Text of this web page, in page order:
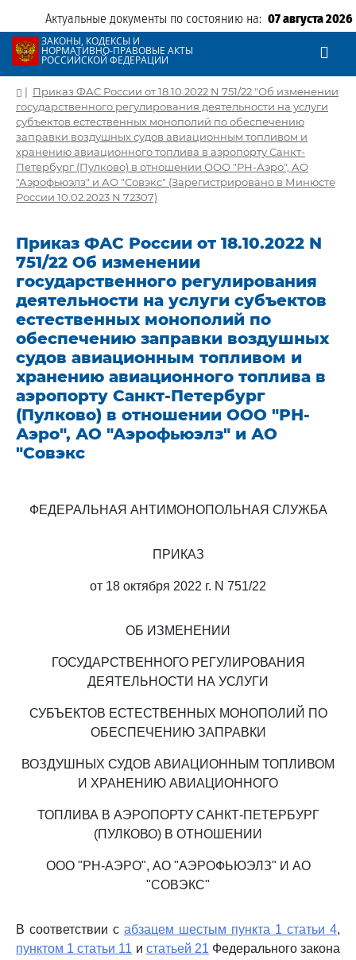
Актуальные документы по состоянию на: 07 августа 2026
ЗАКОНЫ, КОДЕКСЫ И
НОРМАТИВНО-ПРАВОВЫЕ АКТЫ
РОССИЙСКОЙ ФЕДЕРАЦИИ
| Приказ ФАС России от 18.10.2022 N 751/22 "Об изменении
государственного регулирования деятельности на услуги
субъектов естественных монополий по обеспечению
заправки воздушных судов авиационным топливом и
хранению авиационного топлива в аэропорту Санкт-
Петербург (Пулково) в отношении ООО "РН-Аэро", АО
"Аэрофьюэлз" и АО "Совэкс" (Зарегистрировано в Минюсте
России 10.02.2023 N 72307)
Приказ ФАС России от 18.10.2022 N
751/22 Об изменении
государственного регулирования
деятельности на услуги субъектов
естественных монополий по
обеспечению заправки воздушных
судов авиационным топливом и
хранению авиационного топлива в
аэропорту Санкт-Петербург
(Пулково) в отношении ООО "РН-
Аэро", АО "Аэрофьюэлз" и АО
"Совэкс
ФЕДЕРАЛЬНАЯ АНТИМОНОПОЛЬНАЯ СЛУЖБА
ПРИКАЗ
от 18 октября 2022 г. N 751/22
ОБ ИЗМЕНЕНИИ
ГОСУДАРСТВЕННОГО РЕГУЛИРОВАНИЯ
ДЕЯТЕЛЬНОСТИ НА УСЛУГИ
СУБЪЕКТОВ ЕСТЕСТВЕННЫХ МОНОПОЛИЙ ПО
ОБЕСПЕЧЕНИЮ ЗАПРАВКИ
ВОЗДУШНЫХ СУДОВ АВИАЦИОННЫМ ТОПЛИВОМ
И ХРАНЕНИЮ АВИАЦИОННОГО
ТОПЛИВА В АЭРОПОРТУ САНКТ-ПЕТЕРБУРГ
(ПУЛКОВО) В ОТНОШЕНИИ
ООО "РН-АЭРО", АО "АЭРОФЬЮЭЛЗ" И АО
"СОВЭКС"
В соответствии с абзацем шестым пункта 1 статьи 4,
пунктом 1 статьи 11 и статьей 21 Федерального закона